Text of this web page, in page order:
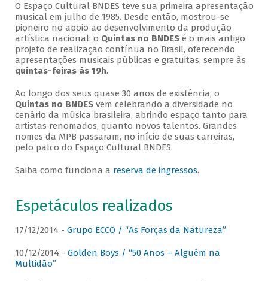
O Espaço Cultural BNDES teve sua primeira apresentação
musical em julho de 1985. Desde então, mostrou-se
pioneiro no apoio ao desenvolvimento da produção
artística nacional: o Quintas no BNDESé o mais antigo
projeto de realização contínua no Brasil, oferecendo
apresentações musicais públicas e gratuitas, sempre às
quintas-feiras às 19h.
Ao longo dos seus quase 30 anos de existência, o
Quintas no BNDESvem celebrando a diversidade no
cenário da música brasileira, abrindo espaço tanto para
artistas renomados, quanto novos talentos. Grandes
nomes da MPB passaram, no início de suas carreiras,
pelo palco do Espaço Cultural BNDES.
Saiba como funciona a reserva de ingressos.
Espetáculos realizados
17/12/2014 - Grupo ECCO / “As Forças da Natureza”
10/12/2014 - Golden Boys / “50 Anos – Alguém na
Multidão”